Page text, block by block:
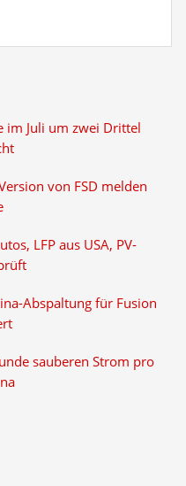
im Juli um zwei Drittel
von FSD melden
LFP aus USA, PV-
Abspaltung für Fusion
sauberen Strom pro